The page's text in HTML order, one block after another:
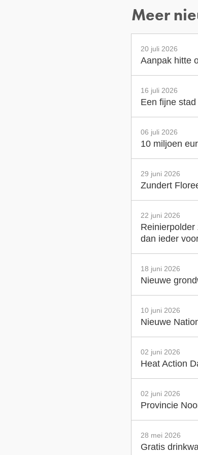
Meer
20 juli 2026
Aanpak hitte
16 juli 2026
Een fijne
06 juli 2026
10 miljoen
29 juni 2026
Zundert
22 juni 2026
Reinierpolder
dan ieder
18 juni 2026
Nieuwe
10 juni 2026
Nieuwe
02 juni 2026
Heat Action
02 juni 2026
Provincie
28 mei 2026
Gratis